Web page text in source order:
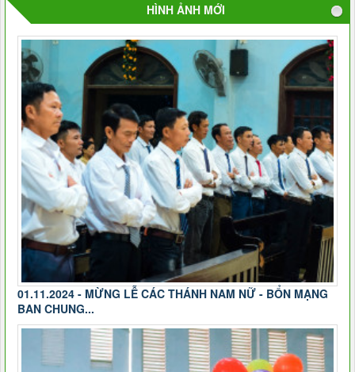
HÌNH ẢNH MỚI
01.11.2024 - MỪNG LỄ CÁC THÁNH NAM NỮ - BỔN MẠNG
BAN CHUNG...